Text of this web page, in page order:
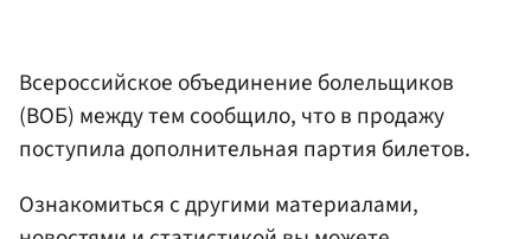
Всероссийское объединение болельщиков
(ВОБ) между тем сообщило, что в продажу
поступила дополнительная партия билетов.
Ознакомиться с другими материалами,